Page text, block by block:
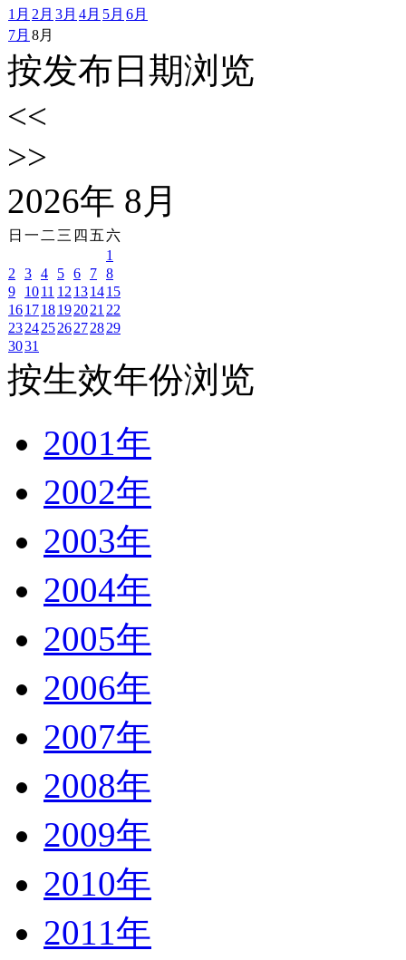
1月 2月 3月 4月 5月 6月
7月 8月
按发布日期浏览
<<
>>
2026年 8 月
日 一 二 三 四 五 六
1
2
3 4 5 6 7 8
9
1011 12 131415
161718192021 22
23242526272829
3031
按生效年份浏览
2001年
2002年
2003年
2004年
2005年
2006年
2007年
2008年
2009年
2010年
2011年